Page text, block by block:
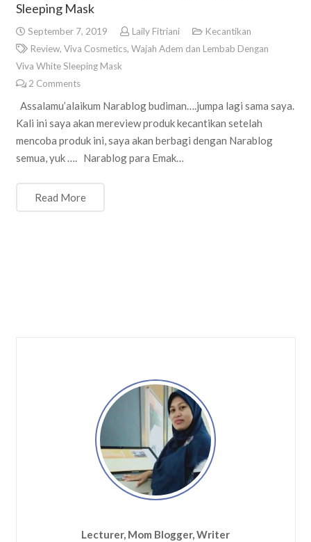
Sleeping Mask
September 7, 2019 Laily Fitriani
Kecantikan
Review, Viva Cosmetics, Wajah Adem dan Lembab Dengan
Viva White Sleeping Mask
2 Comments
Assalamu’alaikum Narablog budiman….jumpa lagi sama saya.
Kali ini saya akan mereview produk kecantikan setelah
mencoba produk ini, saya akan berbagi dengan Narablog
semua, yuk …. Narablog para Emak…
Read More
Lecturer, Mom Blogger, Writer